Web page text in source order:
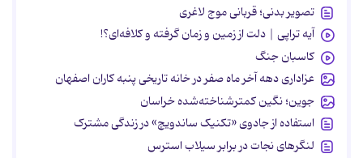
تصویر بدنی؛ قربانی موج لاغری
آیه تراپی | دلت از زمین و زمان گرفته و کلافه‌ای؟!
کاسبان جنگ
عزاداری دهه آخر ماه صفر در خانه تاریخی پنبه کاران اصفهان
جوین؛ نگین کمترشناخته‌شده خراسان
استفاده از جادوی «تکنیک ساندویچ» در زندگی مشترک
لنگرهای نجات در برابر سیلاب استرس